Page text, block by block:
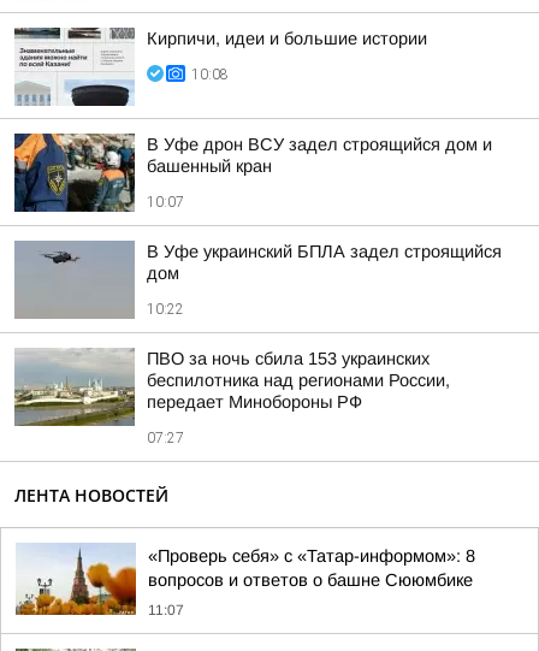
Кирпичи, идеи и большие истории
10:08
В Уфе дрон ВСУ задел строящийся дом и
башенный кран
10:07
В Уфе украинский БПЛА задел строящийся
дом
10:22
ПВО за ночь сбила 153 украинских
беспилотника над регионами России,
передает Минобороны РФ
07:27
ЛЕНТА НОВОСТЕЙ
«Проверь себя» с «Татар-информом»: 8
вопросов и ответов о башне Сююмбике
11:07